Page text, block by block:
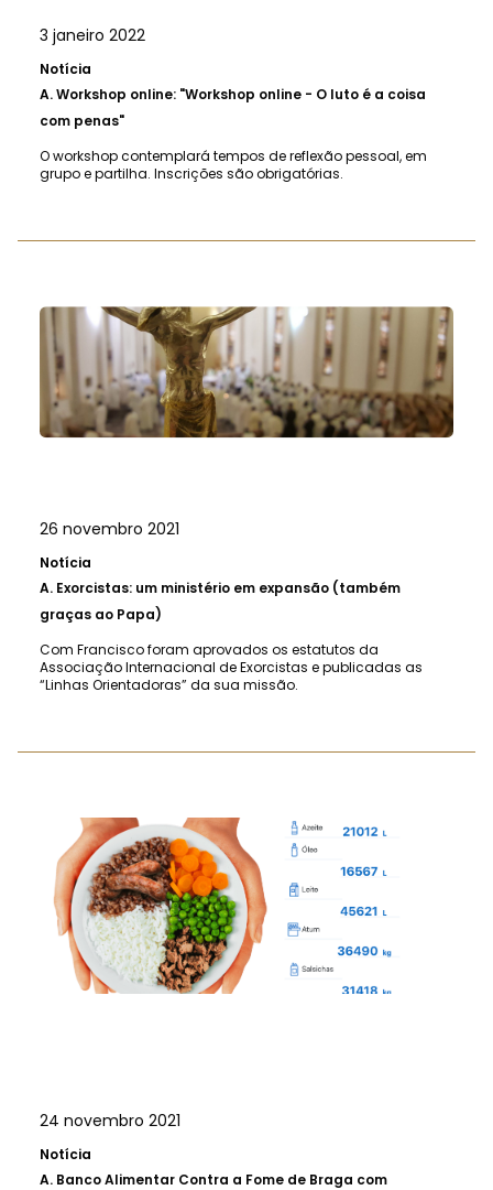
3 janeiro 2022
Notícia
A.Workshop online: "Workshop online - O luto é a coisa
com penas"
O workshop contemplará tempos de reflexão pessoal, em
grupo e partilha. Inscrições são obrigatórias.
26 novembro 2021
Notícia
A. Exorcistas: um ministério em expansão (também
graças ao Papa)
Com Francisco foram aprovados os estatutos da
Associação Internacional de Exorcistas e publicadas as
“Linhas Orientadoras” da sua missão.
24 novembro 2021
Notícia
A. Banco Alimentar Contra a Fome de Braga com